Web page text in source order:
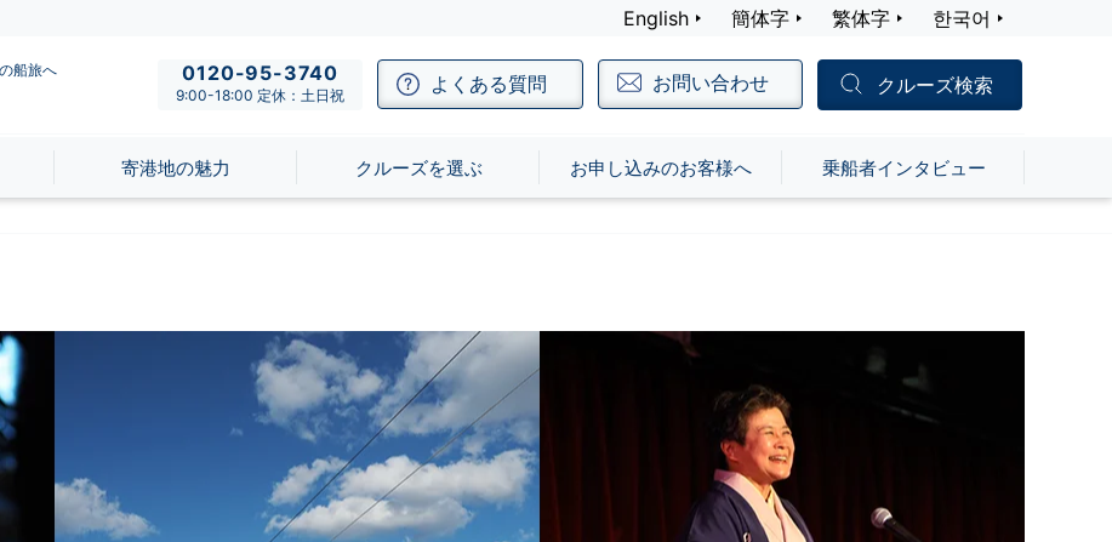
English 簡体字 繁体字 한국어
船旅へ 0120-95-3740
9:00-18:00 定休：土日祝 よくある質問 お問い合わせ クルーズ検索
寄港地の魅力 クルーズを選ぶ お申し込みのお客様へ 乗船者インタビュー